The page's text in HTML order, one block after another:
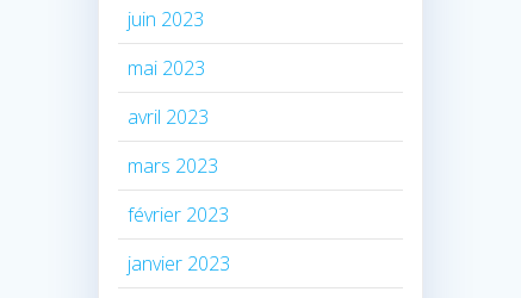
juin 2023
mai 2023
avril 2023
mars 2023
février 2023
janvier 2023